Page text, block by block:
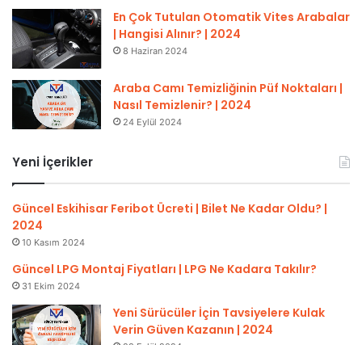
En Çok Tutulan Otomatik Vites Arabalar
| Hangisi Alınır? | 2024
8 Haziran 2024
Araba Camı Temizliğinin Püf Noktaları |
Nasıl Temizlenir? | 2024
24 Eylül 2024
Yeni İçerikler
Güncel Eskihisar Feribot Ücreti | Bilet Ne Kadar Oldu? |
2024
10 Kasım 2024
Güncel LPG Montaj Fiyatları | LPG Ne Kadara Takılır?
31 Ekim 2024
Yeni Sürücüler İçin Tavsiyelere Kulak
Verin Güven Kazanın | 2024